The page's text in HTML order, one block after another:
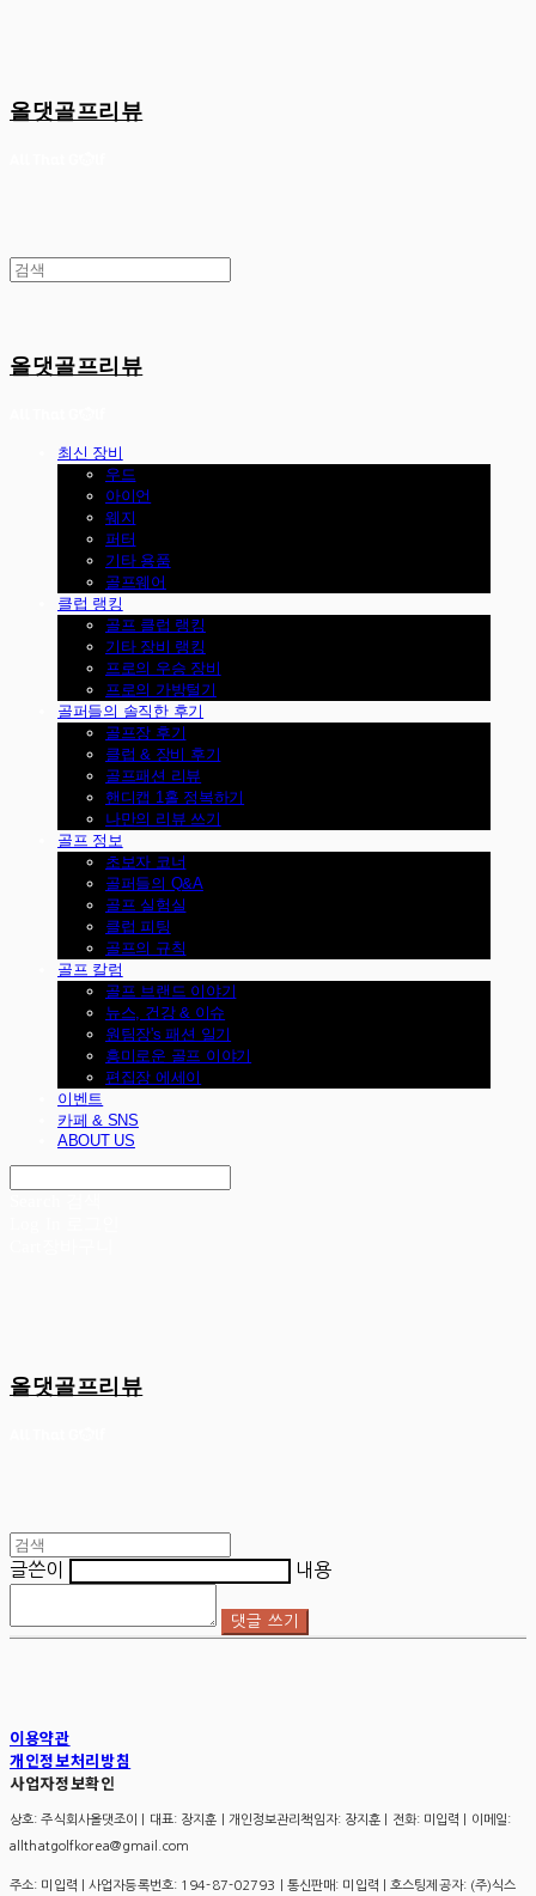
올댓골프리뷰
올댓골프리뷰
최신 장비
우드
아이언
웨지
퍼터
기타 용품
골프웨어
클럽 랭킹
골프 클럽 랭킹
기타 장비 랭킹
프로의 우승 장비
프로의 가방털기
골퍼들의 솔직한 후기
골프장 후기
클럽 & 장비 후기
골프패션 리뷰
핸디캡 1홀 정복하기
나만의 리뷰 쓰기
골프 정보
초보자 코너
골퍼들의 Q&A
골프 실험실
클럽 피팅
골프의 규칙
골프 칼럼
골프 브랜드 이야기
뉴스, 건강 & 이슈
원팀장's 패션 일기
흥미로운 골프 이야기
편집장 에세이
이벤트
카페 & SNS
ABOUT US
올댓골프리뷰
글쓴이 내용
댓글 쓰기
이용약관
개인정보처리방침
사업자정보확인
상호: 주식회사올댓조이 | 대표: 장지훈 | 개인정보관리책임자: 장지훈 | 전화: 미입력 | 이메일:
allthatgolfkorea@gmail.com
주소: 미입력 | 사업자등록번호: 194-87-02793 | 통신판매: 미입력 | 호스팅제공자: (주)식스